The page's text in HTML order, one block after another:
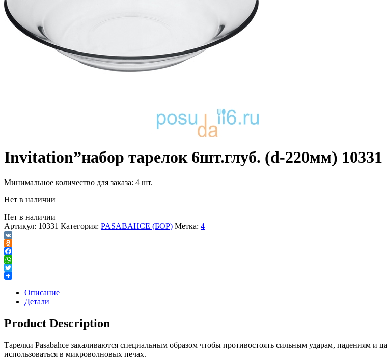
Invitation”набор тарелок 6шт.глуб. (d-220мм) 10331
Минимальное количество для заказа: 4 шт.
Нет в наличии
Нет в наличии
Артикул: 10331 Категория: PASABAHCE (БОР) Метка: 4
VK
Odnoklassniki
Facebook
WhatsApp
Twitter
Описание
Детали
Product Description
Тарелки Pasabahce закаливаются специальным образом чтобы противостоять сильным ударам, падениям
использоваться в микроволновых печах.